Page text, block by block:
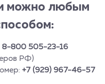
можно любым
8-800 505-23-16
РФ)
+7 (929) 967-46-57